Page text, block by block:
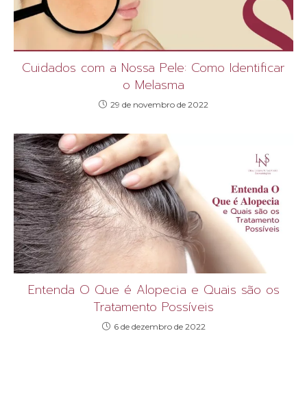
Cuidados com a Nossa Pele: Como Identificar
o Melasma
29 de novembro de 2022
Entenda O Que é Alopecia e Quais são os
Tratamento Possíveis
6 de dezembro de 2022